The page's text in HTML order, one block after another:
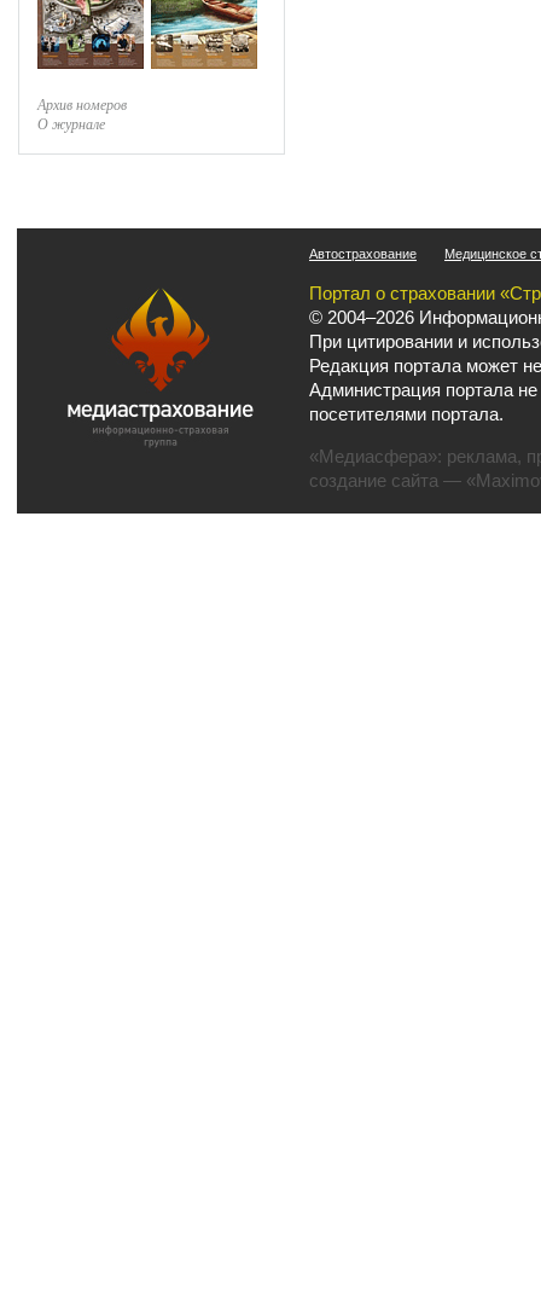
Архив номеров
О журнале
Автострахование Медицинское
Портал о страховании
© 2004–2026
При цитировании и
Редакция портала может
Администрация портала
посетителями портала.
«Медиасфера»: реклама,
создание сайта —